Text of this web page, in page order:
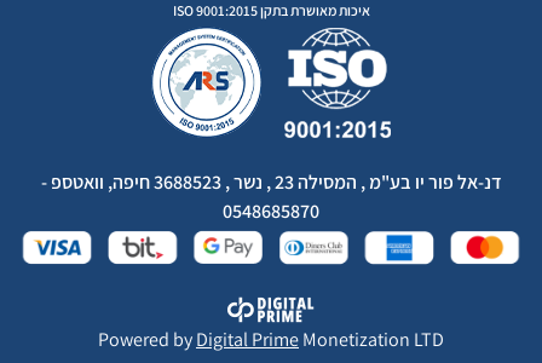
איכות מאושרת בתקן ISO 9001:2015
דנ-אל פור יו בע"מ , המסילה 23 , נשר , 3688523 חיפה, וואטספ -
0548685870
Powered byDigital PrimeMonetization LTD